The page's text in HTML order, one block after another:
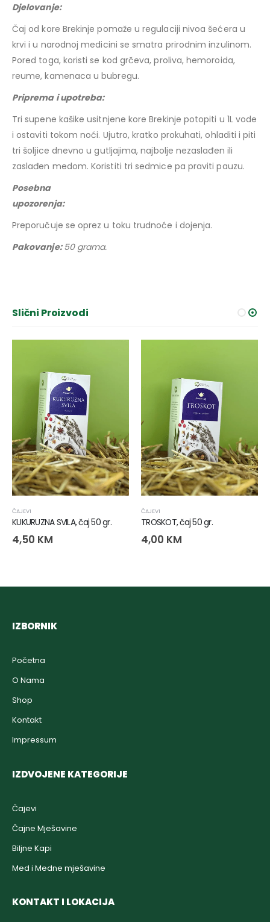
Djelovanje:
Čaj od kore Brekinje pomaže u regulaciji nivoa šećera u
krvi i u narodnoj medicini se smatra prirodnim inzulinom.
Pored toga, koristi se kod grčeva, proliva, hemoroida,
reume, kamenaca u bubregu.
Priprema i upotreba:
Tri supene kašike usitnjene kore Brekinje potopiti u 1L vode
i ostaviti tokom noći. Ujutro, kratko prokuhati, ohladiti i piti
tri šoljice dnevno u gutljajima, najbolje nezaslađen ili
zaslađen medom. Koristiti tri sedmice pa praviti pauzu.
Posebna
upozorenja:
Preporučuje se oprez u toku trudnoće i dojenja.
Pakovanje:50 grama.
Slični Proizvodi
ČAJEVI
KUKURUZNA SVILA, čaj 50 gr.
4,50 KM
ČAJEVI
TROSKOT, čaj 50 gr.
4,00 KM
IZBORNIK
Početna
O Nama
Shop
Kontakt
Impressum
IZDVOJENE KATEGORIJE
Čajevi
Čajne Mješavine
Biljne Kapi
Med i Medne mješavine
KONTAKT I LOKACIJA